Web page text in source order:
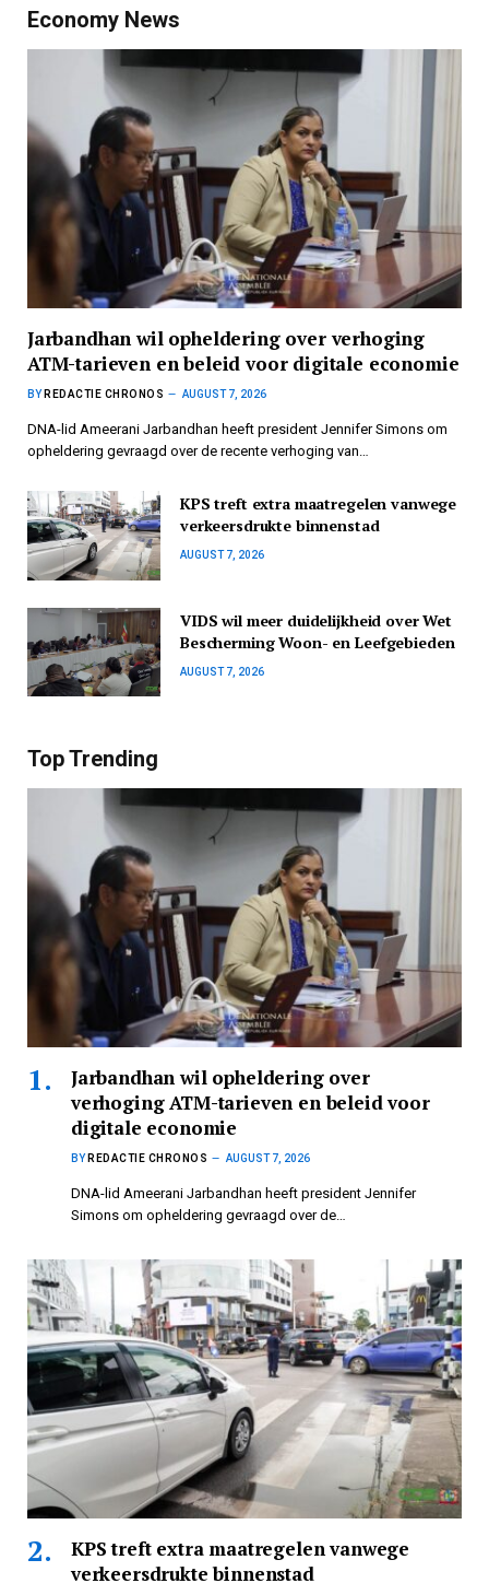
Economy News
Jarbandhan wil opheldering over verhoging
ATM-tarieven en beleid voor digitale economie
BY REDACTIE CHRONOS AUGUST 7, 2026
DNA-lid Ameerani Jarbandhan heeft president Jennifer Simons om
opheldering gevraagd over de recente verhoging van…
KPS treft extra maatregelen vanwege
verkeersdrukte binnenstad
AUGUST 7, 2026
VIDS wil meer duidelijkheid over Wet
Bescherming Woon- en Leefgebieden
AUGUST 7, 2026
Top Trending
Jarbandhan wil opheldering over
verhoging ATM-tarieven en beleid voor
digitale economie
BY REDACTIE CHRONOS AUGUST 7, 2026
DNA-lid Ameerani Jarbandhan heeft president Jennifer
Simons om opheldering gevraagd over de…
KPS treft extra maatregelen vanwege
verkeersdrukte binnenstad